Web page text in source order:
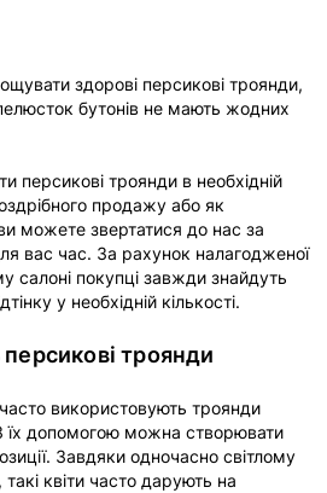
здорові персикові троянди,
бутонів не мають жодних
персикові троянди в необхідній
продажу або як
можете звертатися до нас за
вас час. За рахунок налагодженої
салоні покупці завжди знайдуть
у необхідній кількості.
троянди
використовують троянди
їх допомогою можна створювати
Завдяки одночасно світлому
квіти часто дарують на